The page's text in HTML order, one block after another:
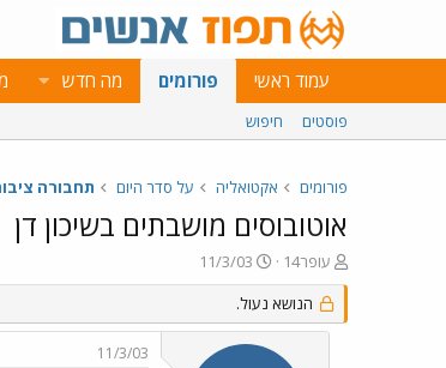
עמוד ראשי פורומים מה חדש
פוסטים חיפוש
פורומים אקטואליה על סדר היום תחבורה
אוטובוסים מושבתים בשיכון דן
פ
ו
ת
ח
עופר14
פ
ו
ר
ס
ם
11/3/03
הנושא נעול.
11/3/03